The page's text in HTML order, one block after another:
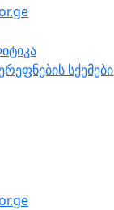
სქემები